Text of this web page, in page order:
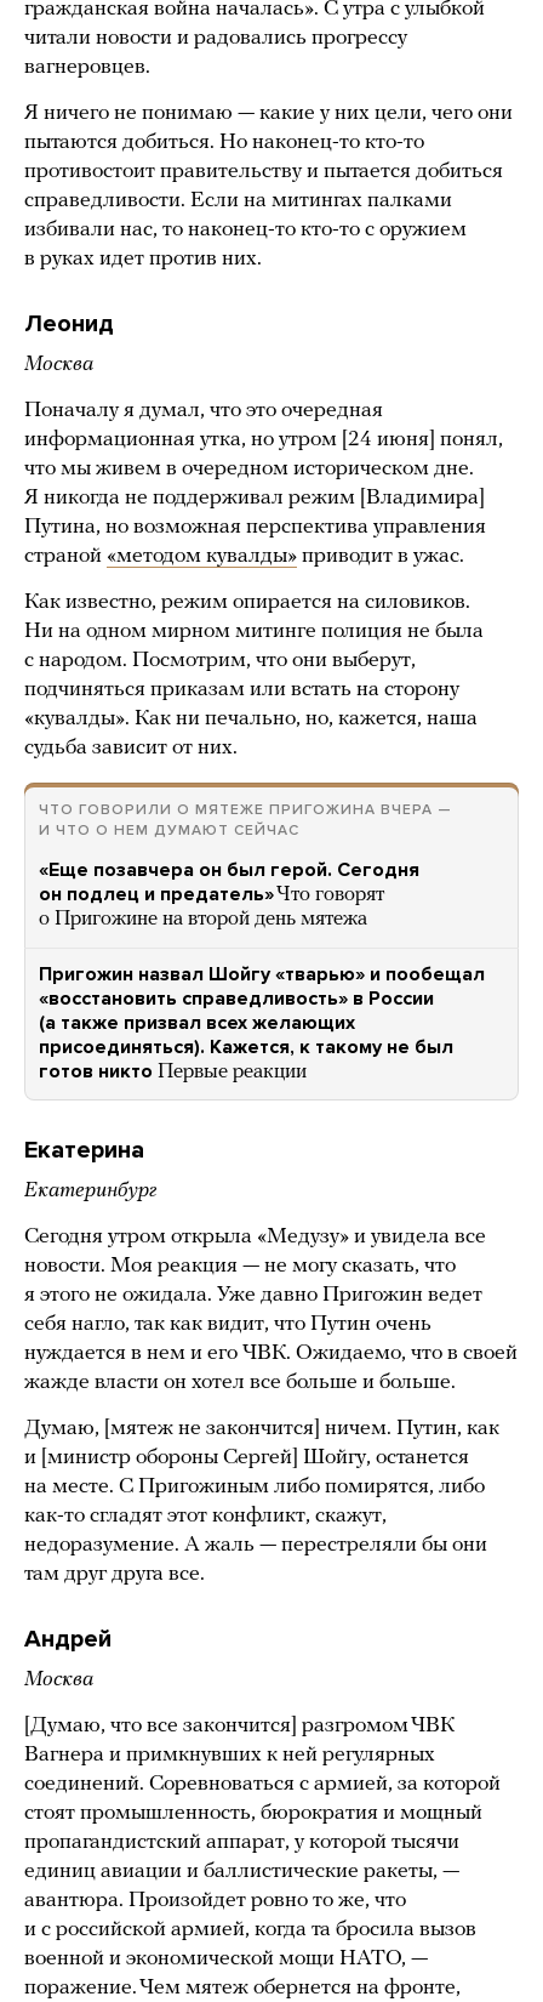
гражданская война началась». С утра с улыбкой
читали новости и радовались прогрессу
вагнеровцев.
Я ничего не понимаю — какие у них цели, чего они
пытаются добиться. Но наконец-то кто-то
противостоит правительству и пытается добиться
справедливости. Если на митингах палками
избивали нас, то наконец-то кто-то с оружием
в руках идет против них.
Леонид
Москва
Поначалу я думал, что это очередная
информационная утка, но утром [24 июня] понял,
что мы живем в очередном историческом дне.
Я никогда не поддерживал режим [Владимира]
Путина, но возможная перспектива управления
страной «методом кувалды» приводит в ужас.
Как известно, режим опирается на силовиков.
Ни на одном мирном митинге полиция не была
с народом. Посмотрим, что они выберут,
подчиняться приказам или встать на сторону
«кувалды». Как ни печально, но, кажется, наша
судьба зависит от них.
ЧТО ГОВОРИЛИ О МЯТЕЖЕ ПРИГОЖИНА ВЧЕРА —
И ЧТО О НЕМ ДУМАЮТ СЕЙЧАС
«Еще позавчера он был герой. Сегодня
он подлец и предатель»Что говорят
о Пригожине на второй день мятежа
Пригожин назвал Шойгу «тварью» и пообещал
«восстановить справедливость» в России
(а также призвал всех желающих
присоединяться). Кажется, к такому не был
готов никто Первые реакции
Екатерина
Екатеринбург
Сегодня утром открыла «Медузу» и увидела все
новости. Моя реакция — не могу сказать, что
я этого не ожидала. Уже давно Пригожин ведет
себя нагло, так как видит, что Путин очень
нуждается в нем и его ЧВК. Ожидаемо, что в своей
жажде власти он хотел все больше и больше.
Думаю, [мятеж не закончится] ничем. Путин, как
и [министр обороны Сергей] Шойгу, останется
на месте. С Пригожиным либо помирятся, либо
как-то сгладят этот конфликт, скажут,
недоразумение. А жаль — перестреляли бы они
там друг друга все.
Андрей
Москва
[Думаю, что все закончится] разгромом ЧВК
Вагнера и примкнувших к ней регулярных
соединений. Соревноваться с армией, за которой
стоят промышленность, бюрократия и мощный
пропагандистский аппарат, у которой тысячи
единиц авиации и баллистические ракеты, —
авантюра. Произойдет ровно то же, что
и с российской армией, когда та бросила вызов
военной и экономической мощи НАТО, —
поражение. Чем мятеж обернется на фронте,